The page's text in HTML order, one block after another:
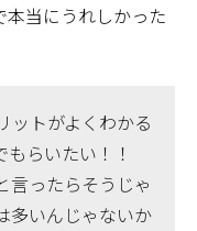
本当にうれしかった
ットがよくわかる
らいたい！！
言ったらそうじゃ
多いんじゃないか